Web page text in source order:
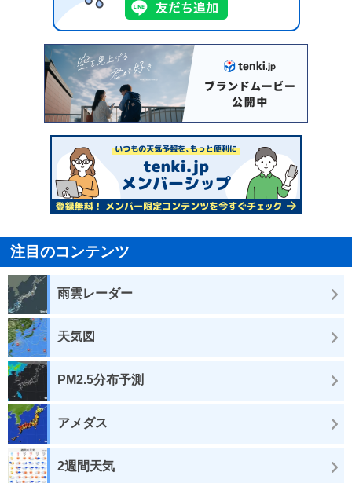
注目のコンテンツ
雨雲レーダー
天気図
PM2.5分布予測
アメダス
2週間天気